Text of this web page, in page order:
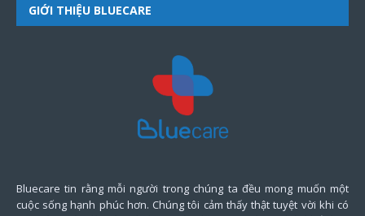
GIỚI THIỆU BLUECARE
Bluecare tin rằng mỗi người trong chúng ta đều mong muốn một
cuộc sống hạnh phúc hơn. Chúng tôi cảm thấy thật tuyệt vời khi có